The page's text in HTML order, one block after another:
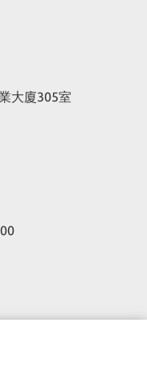
大廈305室